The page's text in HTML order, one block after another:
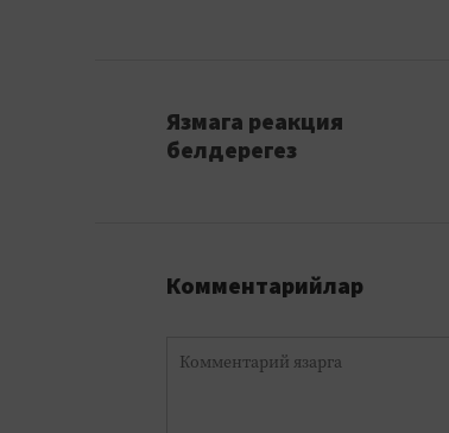
Язмага реакция
белдерегез
Комментарийлар